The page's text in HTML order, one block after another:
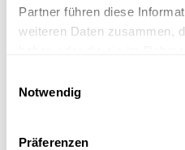
Partner führen diese
weiteren Daten zusammen,
Notwendig
Präferenzen
Gutschein-Verkaufsstelle